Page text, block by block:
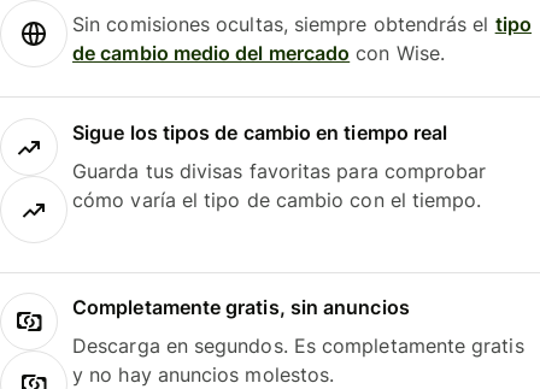
Sin comisiones ocultas, siempre obtendrás el tipo
de cambio medio del mercado con Wise.
Sigue los tipos de cambio en tiempo real
Guarda tus divisas favoritas para comprobar
cómo varía el tipo de cambio con el tiempo.
Completamente gratis, sin anuncios
Descarga en segundos. Es completamente gratis
y no hay anuncios molestos.